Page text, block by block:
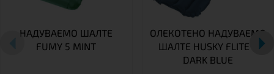
НАДУВАЕМО ШАЛТЕ
FUMY 5 MINT
ОЛЕКОТЕНО НАДУВАЕМО
ШАЛТЕ HUSKY FLITE 5
DARK BLUE